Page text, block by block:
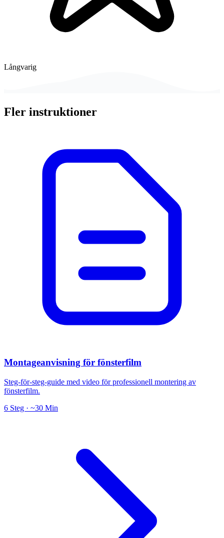
Långvarig
Fler instruktioner
Montageanvisning för fönsterfilm
Steg-för-steg-guide med video för professionell montering av
fönsterfilm.
6 Steg · ~30 Min